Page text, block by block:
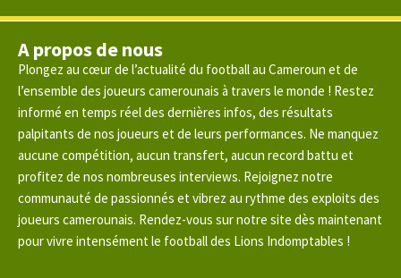
A propos de nous
Plongez au cœur de l’actualité du football au Cameroun et de
l’ensemble des joueurs camerounais à travers le monde ! Restez
informé en temps réel des dernières infos, des résultats
palpitants de nos joueurs et de leurs performances. Ne manquez
aucune compétition, aucun transfert, aucun record battu et
profitez de nos nombreuses interviews. Rejoignez notre
communauté de passionnés et vibrez au rythme des exploits des
joueurs camerounais. Rendez-vous sur notre site dès maintenant
pour vivre intensément le football des Lions Indomptables !